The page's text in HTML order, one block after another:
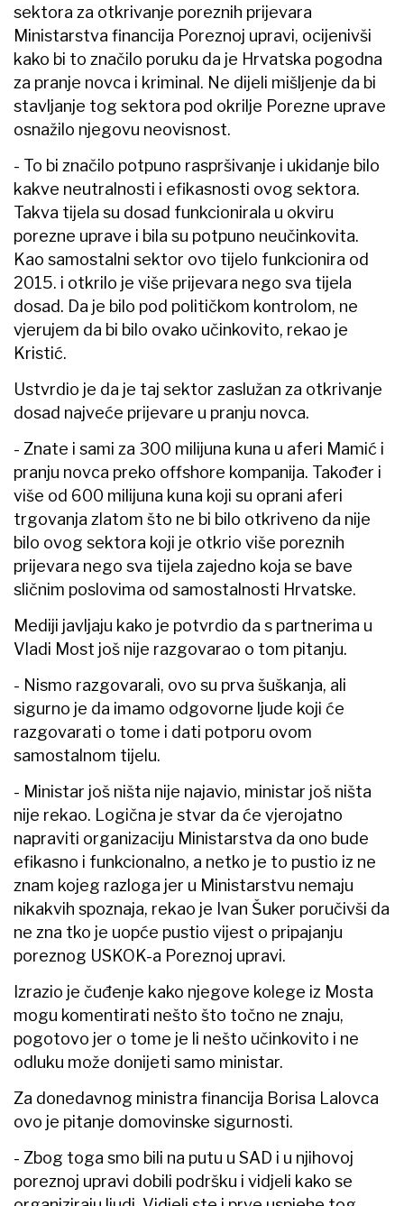
sektora za otkrivanje poreznih prijevara
Ministarstva financija Poreznoj upravi, ocijenivši
kako bi to značilo poruku da je Hrvatska pogodna
za pranje novca i kriminal. Ne dijeli mišljenje da bi
stavljanje tog sektora pod okrilje Porezne uprave
osnažilo njegovu neovisnost.
- To bi značilo potpuno raspršivanje i ukidanje bilo
kakve neutralnosti i efikasnosti ovog sektora.
Takva tijela su dosad funkcionirala u okviru
porezne uprave i bila su potpuno neučinkovita.
Kao samostalni sektor ovo tijelo funkcionira od
2015. i otkrilo je više prijevara nego sva tijela
dosad. Da je bilo pod političkom kontrolom, ne
vjerujem da bi bilo ovako učinkovito, rekao je
Kristić.
Ustvrdio je da je taj sektor zaslužan za otkrivanje
dosad najveće prijevare u pranju novca.
- Znate i sami za 300 milijuna kuna u aferi Mamić i
pranju novca preko offshore kompanija. Također i
više od 600 milijuna kuna koji su oprani aferi
trgovanja zlatom što ne bi bilo otkriveno da nije
bilo ovog sektora koji je otkrio više poreznih
prijevara nego sva tijela zajedno koja se bave
sličnim poslovima od samostalnosti Hrvatske.
Mediji javljaju kako je potvrdio da s partnerima u
Vladi Most još nije razgovarao o tom pitanju.
- Nismo razgovarali, ovo su prva šuškanja, ali
sigurno je da imamo odgovorne ljude koji će
razgovarati o tome i dati potporu ovom
samostalnom tijelu.
- Ministar još ništa nije najavio, ministar još ništa
nije rekao. Logična je stvar da će vjerojatno
napraviti organizaciju Ministarstva da ono bude
efikasno i funkcionalno, a netko je to pustio iz ne
znam kojeg razloga jer u Ministarstvu nemaju
nikakvih spoznaja, rekao je Ivan Šuker poručivši da
ne zna tko je uopće pustio vijest o pripajanju
poreznog USKOK-a Poreznoj upravi.
Izrazio je čuđenje kako njegove kolege iz Mosta
mogu komentirati nešto što točno ne znaju,
pogotovo jer o tome je li nešto učinkovito i ne
odluku može donijeti samo ministar.
Za donedavnog ministra financija Borisa Lalovca
ovo je pitanje domovinske sigurnosti.
- Zbog toga smo bili na putu u SAD i u njihovoj
poreznoj upravi dobili podršku i vidjeli kako se